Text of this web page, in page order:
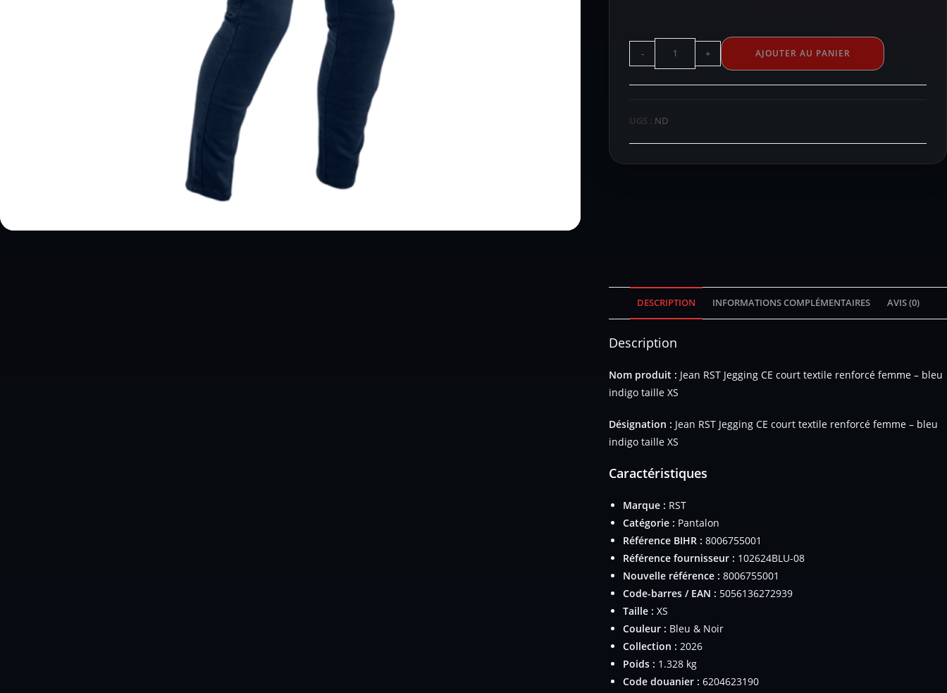
- + AJOUTER AU PANIER
UGS : ND
DESCRIPTION INFORMATIONS COMPLÉMENTAIRES AVIS (0)
Description
Nom produit : Jean RST Jegging CE court textile renforcé femme – bleu
indigo taille XS
Désignation : Jean RST Jegging CE court textile renforcé femme – bleu
indigo taille XS
Caractéristiques
Marque : RST
Catégorie : Pantalon
Référence BIHR : 8006755001
Référence fournisseur : 102624BLU-08
Nouvelle référence : 8006755001
Code-barres / EAN : 5056136272939
Taille : XS
Couleur : Bleu & Noir
Collection : 2026
Poids : 1.328 kg
Code douanier : 6204623190